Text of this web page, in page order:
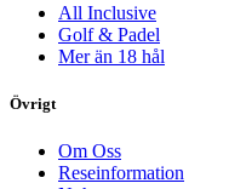
All Inclusive
Golf & Padel
Mer än 18 hål
Övrigt
Om Oss
Reseinformation